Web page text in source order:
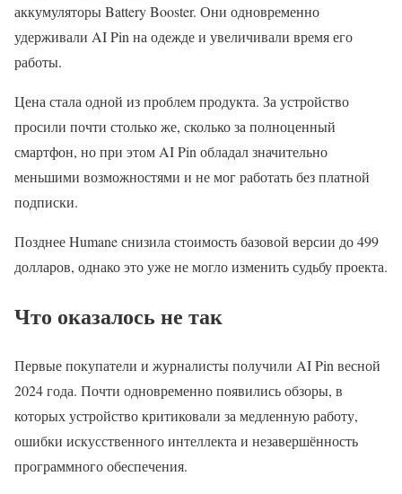
аккумуляторы Battery Booster. Они одновременно
удерживали AI Pin на одежде и увеличивали время его
работы.
Цена стала одной из проблем продукта. За устройство
просили почти столько же, сколько за полноценный
смартфон, но при этом AI Pin обладал значительно
меньшими возможностями и не мог работать без платной
подписки.
Позднее Humane снизила стоимость базовой версии до 499
долларов, однако это уже не могло изменить судьбу проекта.
Что оказалось не так
Первые покупатели и журналисты получили AI Pin весной
2024 года. Почти одновременно появились обзоры, в
которых устройство критиковали за медленную работу,
ошибки искусственного интеллекта и незавершённость
программного обеспечения.